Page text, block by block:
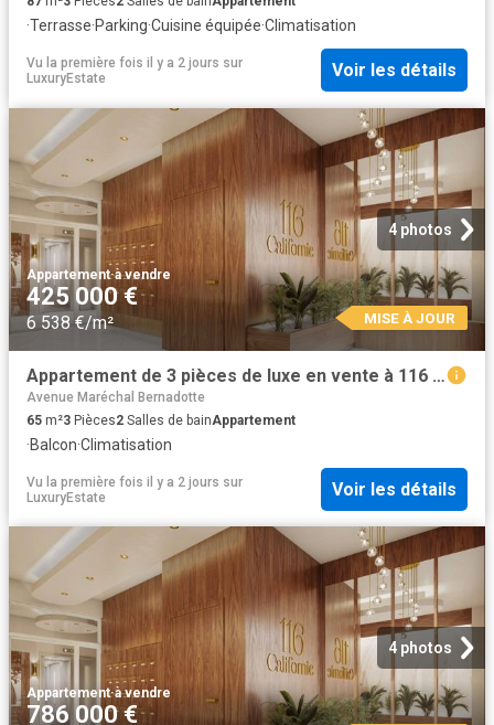
·Terrasse·Parking·Cuisine équipée·Climatisation
Vu la première fois il y a 2 jours sur
LuxuryEstate
Voir les détails
4 photos
Appartement·à vendre
425 000 €
6 538 €/m² MISE À JOUR
Appartement de 3 pièces de luxe en vente à 116 avenue de la californie, Nice, Provence Alpes Côte d'Azur
Avenue Maréchal Bernadotte
65 m²3 Pièces2 Salles de bainAppartement
·Balcon·Climatisation
Vu la première fois il y a 2 jours sur
LuxuryEstate
Voir les détails
4 photos
Appartement·à vendre
786 000 €